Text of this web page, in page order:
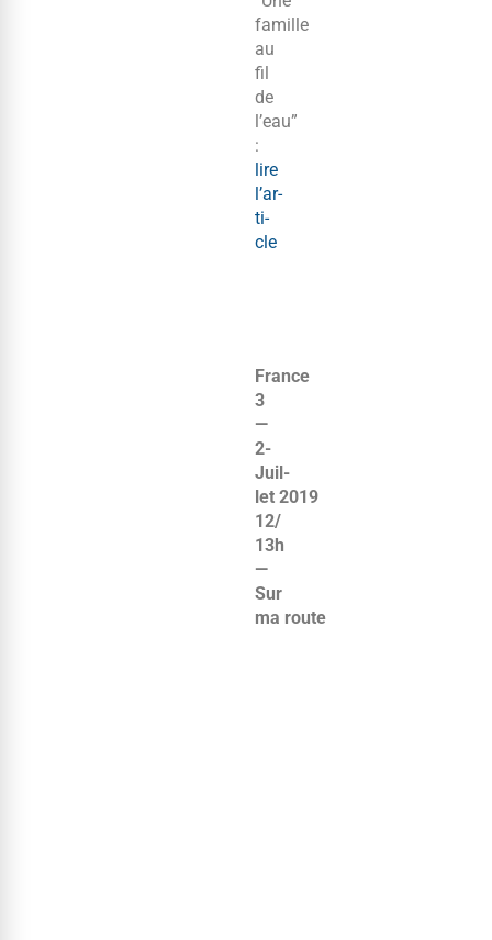
famille
au
fil
de
l’eau”
:
lire
l’ar­
ti­
cle
France
3
—
2-
Juil­
let 2019
12/​
13h
—
Sur
ma route